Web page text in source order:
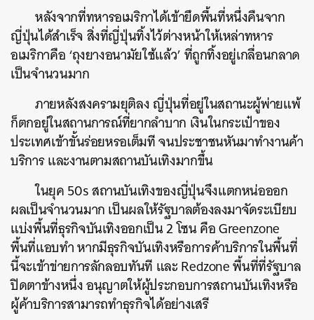
หลังจากที่ทหารอเมริกาได้เข้ายึดพื้นที่หนึ่งคืนจาก
ญี่ปุ่นได้สำเร็จ สิ่งที่ญี่ปุ่นทิ้งไว้ต่างหน้าให้เหล่าทหาร
อเมริกาคือ ‘ถุงยางอนามัยใช้แล้ว’ ที่ถูกทิ้งอยู่เกลื่อนกลาด
เป็นจำนวนมาก
ภายหลังสงครามยุติลง ญี่ปุ่นที่อยู่ในสถานะผู้พ่ายแพ้
ก็ตกอยู่ในสถานการณ์ที่ยากลำบาก เงินในกระเป๋าของ
ประเทศเข้าขั้นร่อยหรอเต็มที จนประชาชนหันมาทำงานค้า
บริการ และงานตามสถานบันเทิงมากขึ้น
ในยุค 50s สถานบันเทิงของญี่ปุ่นจึงแตกหน่อออก
ผลเป็นจำนวนมาก เป็นผลให้รัฐบาลต้องลงมาจัดระเบียบ
แบ่งพื้นที่ธุรกิจบันเทิงออกเป็น 2 โซน คือ Greenzone
พื้นที่แอบทำ หากมีธุรกิจบันเทิงหรือการค้าบริการในพื้นที่
นี้จะเข้าข่ายการลักลอบทันที และ Redzone พื้นที่ที่รัฐบาล
ปิดตาข้างหนึ่ง อนุญาตให้ผู้ประกอบการสถานบันเทิงหรือ
ผู้ค้าบริการสามารถทำธุรกิจได้อย่างเสรี